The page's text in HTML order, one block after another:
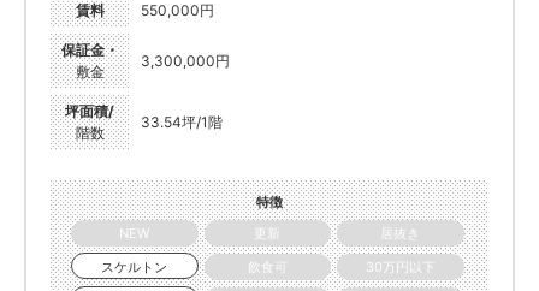
賃料 550,000円
保証金・
敷金
3,300,000円
坪面積/
階数
33.54坪/1階
特徴
NEW
更新
居抜き
スケルトン
飲食可
30万円以下